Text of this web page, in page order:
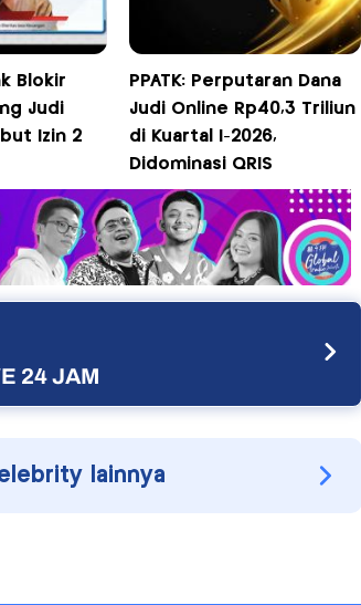
Blokir
Judi
Izin 2
PPATK: Perputaran Dana
Judi Online Rp40,3 Triliun
di Kuartal I-2026,
Didominasi QRIS
24 JAM
lainnya